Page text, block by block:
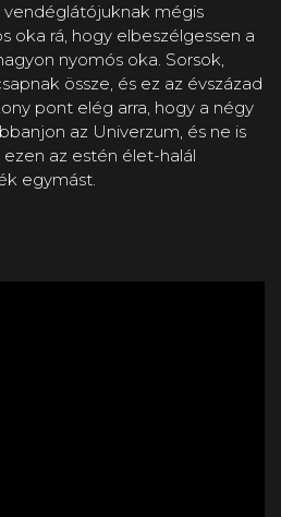
vendéglátójuknak mégis
oka rá, hogy elbeszélgessen a
nyomós oka. Sorsok,
össze, és ez az évszázad
pont elég arra, hogy a négy
az Univerzum, és ne is
az estén élet-halál
egymást.